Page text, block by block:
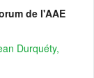
de l'AAE
Durquéty,